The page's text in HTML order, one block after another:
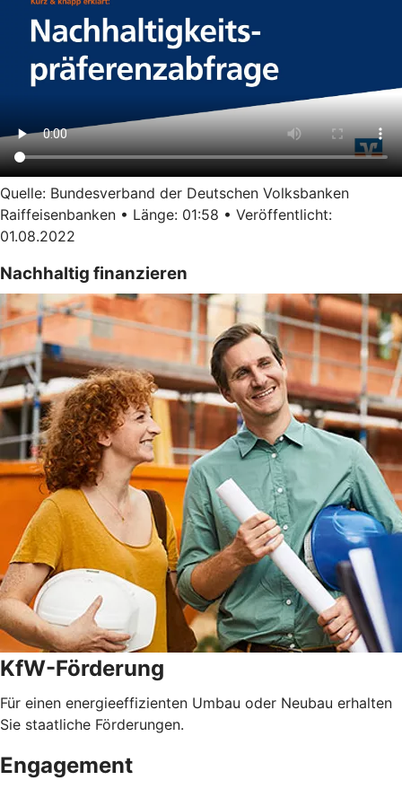
Quelle: Bundesverband der Deutschen Volksbanken
Raiffeisenbanken • Länge: 01:58 • Veröffentlicht:
01.08.2022
Nachhaltig finanzieren
KfW-Förderung
Für einen energieeffizienten Umbau oder Neubau erhalten
Sie staatliche Förderungen.
Engagement